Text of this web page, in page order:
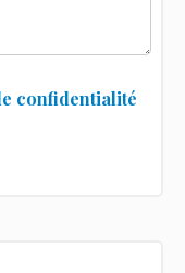
confidentialité